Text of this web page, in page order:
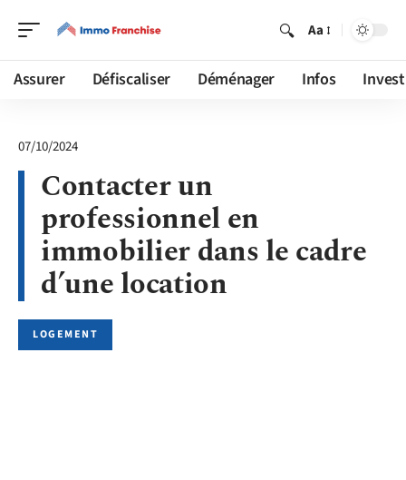
Aa
Assurer Défiscaliser Déménager Infos
07/10/2024
Contacter un
professionnel en
immobilier dans le cadre
d’une location
LOGEMENT